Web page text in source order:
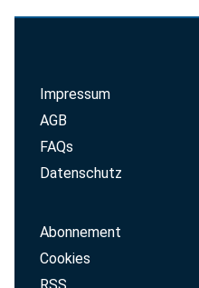
Impressum
AGB
FAQs
Datenschutz
Abonnement
Cookies